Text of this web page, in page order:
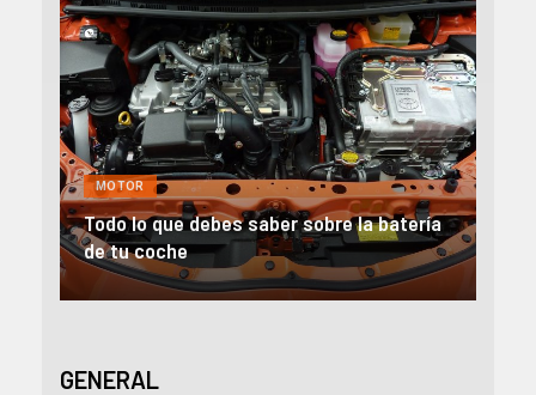
la batería
GENERAL MOTOR NEGOCIOS
Alquiler furgonetas Valencia: Ideas
emprender
GENERAL